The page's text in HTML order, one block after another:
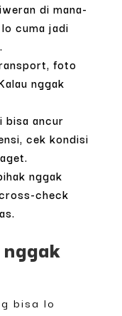
di mana-
cuma jadi
foto
nggak
bisa ancur
cek kondisi
nggak
check
bisa lo